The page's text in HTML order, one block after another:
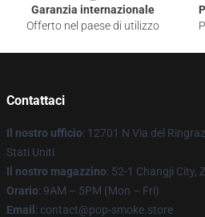
Garanzia internazionale
Offerto nel paese di utilizzo
Contattaci
Il nostro ufficio: 12701 N Via del
Stati Uniti
Il nostro magazzino: 52-1 Changji City,
Orario: 9AM – 5PM (Mon – Fri)
Email : contact@pop-smoke.store